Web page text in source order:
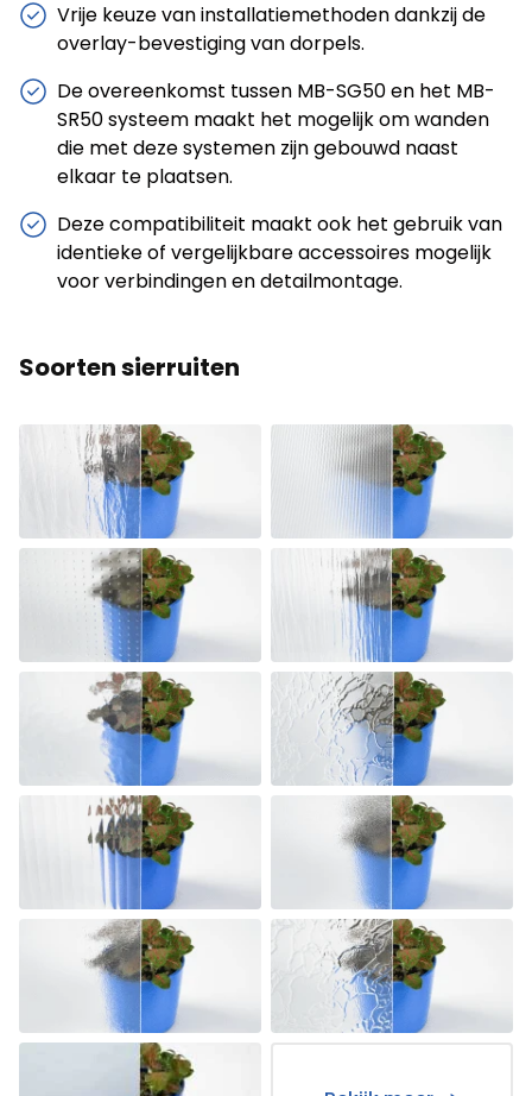
Vrije keuze van installatiemethoden dankzij de
overlay-bevestiging van dorpels.
De overeenkomst tussen MB-SG50 en het MB-
SR50 systeem maakt het mogelijk om wanden
die met deze systemen zijn gebouwd naast
elkaar te plaatsen.
Deze compatibiliteit maakt ook het gebruik van
identieke of vergelijkbare accessoires mogelijk
voor verbindingen en detailmontage.
Soorten sierruiten